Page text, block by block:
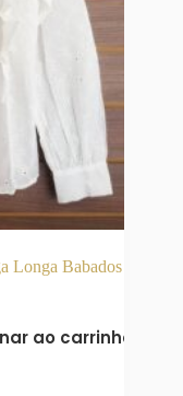
Longa Babados
ao carrinho